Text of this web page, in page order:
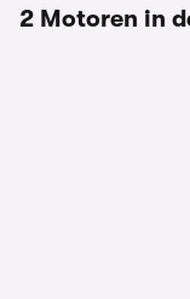
2 Motoren in